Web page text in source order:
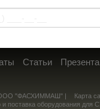
Статьи
ООО "ФАСХИММАШ" |
Карта
и поставка оборудования для